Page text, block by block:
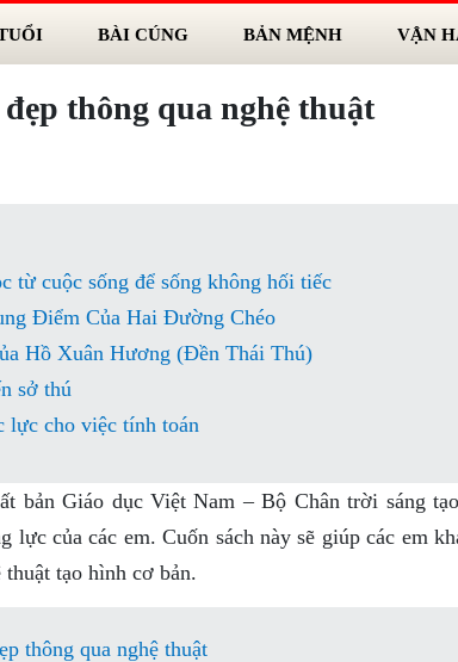
BÀI CÚNG BẢN MỆNH VẬN
thông qua nghệ thuật
cuộc sống để sống không hối tiếc
Điểm Của Hai Đường Chéo
Hồ Xuân Hương (Đền Thái Thú)
sở thú
lực cho việc tính toán
bản Giáo dục Việt Nam – Bộ Chân trời sáng
lực của các em. Cuốn sách này sẽ giúp các em
tạo hình cơ bản.
thông qua nghệ thuật